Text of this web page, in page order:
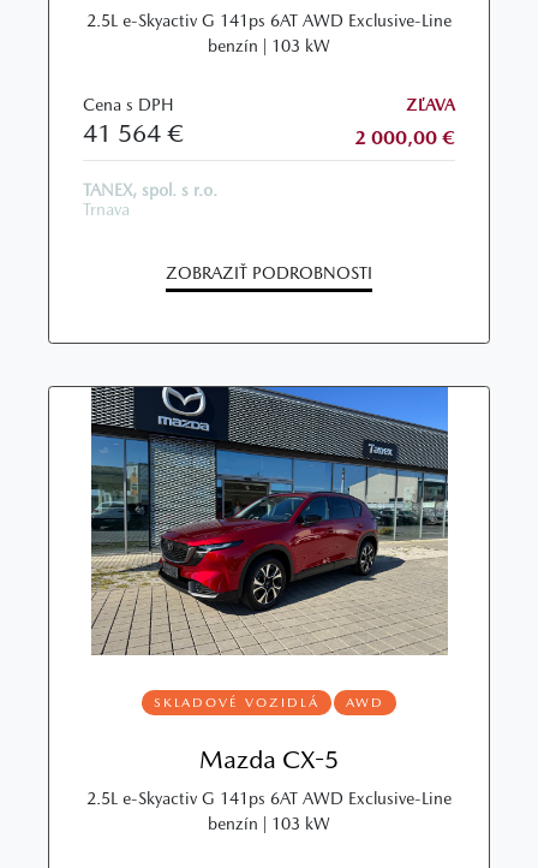
2.5L e‑Skyactiv G 141ps 6AT AWD Exclusive‑Line
benzín | 103 kW
Cena s DPH
41 564 €
ZĽAVA
2 000,00 €
TANEX, spol. s r.o.
Trnava
ZOBRAZIŤ PODROBNOSTI
SKLADOVÉ VOZIDLÁ AWD
Mazda CX-5
2.5L e‑Skyactiv G 141ps 6AT AWD Exclusive‑Line
benzín | 103 kW